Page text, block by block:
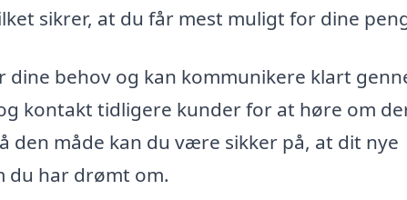
sikrer, at du får mest muligt for dine
behov og kan kommunikere klart
kontakt tidligere kunder for at høre om
måde kan du være sikker på, at dit nye
du har drømt om.